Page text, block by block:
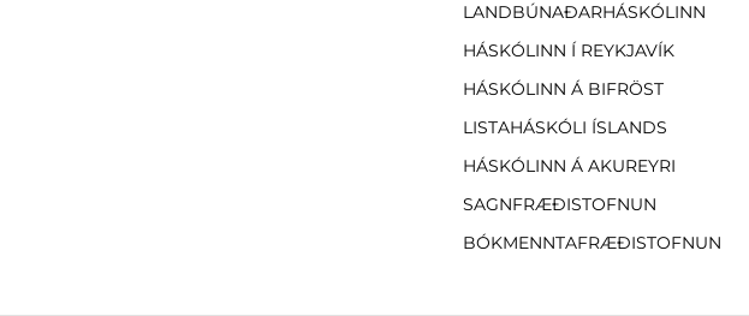
LANDBÚNAÐARHÁSKÓLINN
HÁSKÓLINN Í REYKJAVÍK
HÁSKÓLINN Á BIFRÖST
LISTAHÁSKÓLI ÍSLANDS
HÁSKÓLINN Á AKUREYRI
SAGNFRÆÐISTOFNUN
BÓKMENNTAFRÆÐISTOFNUN